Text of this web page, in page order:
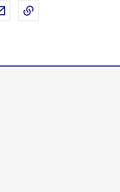
sur LinkedIn
Partager par email